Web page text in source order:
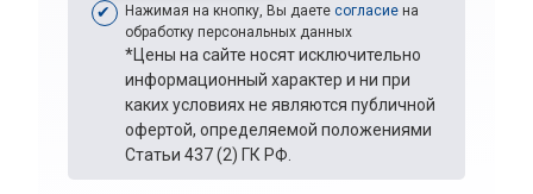
Нажимая на кнопку, Вы даете согласие на
обработку персональных данных
*Цены на сайте носят исключительно
информационный характер и ни при
каких условиях не являются публичной
офертой, определяемой положениями
Статьи 437 (2) ГК РФ.